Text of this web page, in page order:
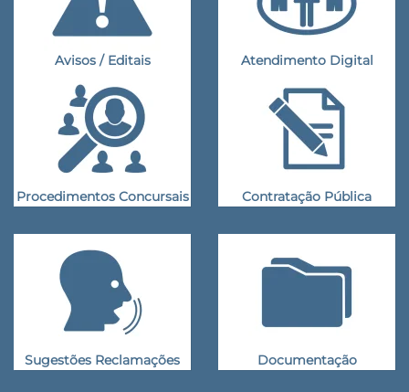
Avisos / Editais Atendimento Digital
Procedimentos Concursais Contratação Pública
Sugestões Reclamações Documentação